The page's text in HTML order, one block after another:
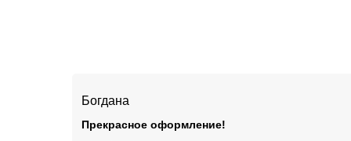
Богдана
Прекрасное оформление!